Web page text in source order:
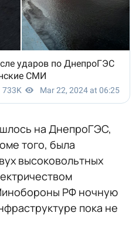
на ДнепроГЭС,
того, была
высоковольтных
РФ ночную
пока не